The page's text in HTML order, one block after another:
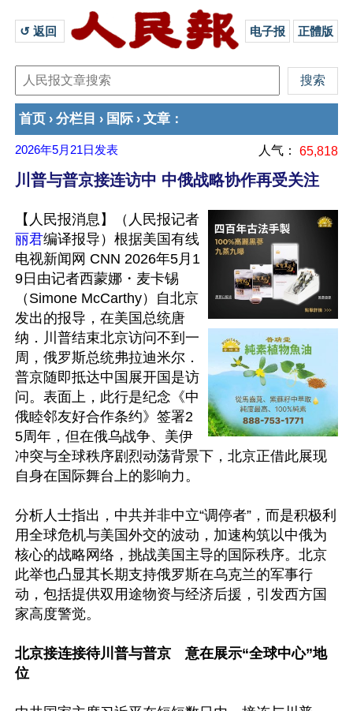
↺ 返回 电子报 正體版
首页 › 分栏目 › 国际 › 文章 ：
2026年5月21日 发表 人气： 65,818
川普与普京接连访中 中俄战略协作再受关注
【人民报消息】（人民报记者
丽君编译报导）根据美国有线
电视新闻网 CNN 2026年5月1
9日由记者西蒙娜・麦卡锡
（Simone McCarthy）自北京
发出的报导，在美国总统唐
纳．川普结束北京访问不到一
周，俄罗斯总统弗拉迪米尔．
普京随即抵达中国展开国是访
问。表面上，此行是纪念《中
俄睦邻友好合作条约》签署2
5周年，但在俄乌战争、美伊
冲突与全球秩序剧烈动荡背景下，北京正借此展现
自身在国际舞台上的影响力。
分析人士指出，中共并非中立“调停者”，而是积极利
用全球危机与美国外交的波动，加速构筑以中俄为
核心的战略网络，挑战美国主导的国际秩序。北京
此举也凸显其长期支持俄罗斯在乌克兰的军事行
动，包括提供双用途物资与经济后援，引发西方国
家高度警觉。
北京接连接待川普与普京　意在展示“全球中心”地
位